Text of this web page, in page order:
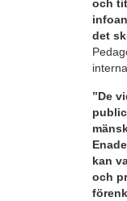
och
det
”De
kan
och